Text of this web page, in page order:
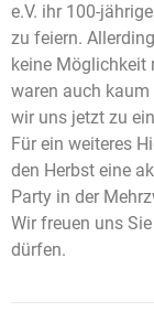
e.V. ihr 100-
zu feiern.
keine Möglichkeit
waren auch
wir uns jetzt zu
Für ein weiteres
den Herbst eine
Party in der
Wir freuen uns
dürfen.